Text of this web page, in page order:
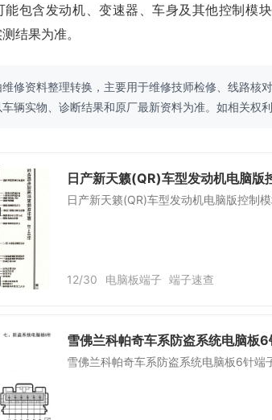
能包含发动机、变速器、车身及其他控制模
结果为准。
修资料整理转换，主要用于维修技师检修、线路核
辆实物、诊断结果和原厂最新资料为准。如相关权
日产新天籁(QR)车型发动机电脑
日产新天籁(QR)车型发动机电脑版控制
12/30 电脑板端子 端子速查
雪佛兰科帕奇车系防盗系统电脑板
雪佛兰科帕奇车系防盗系统电脑板6针端